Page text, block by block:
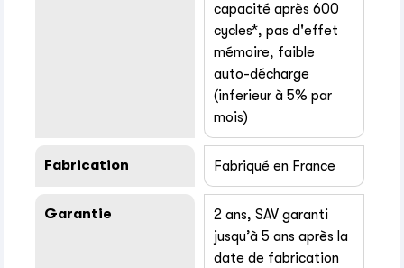
capacité après 600
cycles*, pas d'effet
mémoire, faible
auto-décharge
(inferieur à 5% par
mois)
Fabrication Fabriqué en France
Garantie
2 ans, SAV garanti
jusqu’à 5 ans après la
date de fabrication